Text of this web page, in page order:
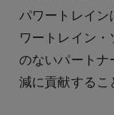
パワートレイン
ワートレイン
のないパートナ
減に貢献するこ